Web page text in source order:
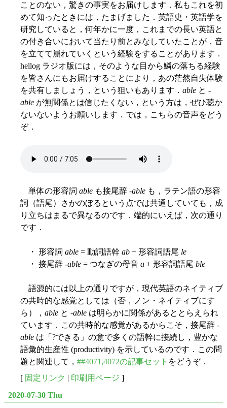
ことのない，驚きの事実をお届けします．私もこれを初
めて知ったときには，たまげました．英語史・英語学を
研究していると，何年かに一度，これまでの長い英語と
の付き合いにおいて当たり前とみなしていたことが，音
を立てて崩れていくという経験をすることがあります．
hellog ラジオ版には，そのような目から鱗の落ちる経験
を皆さんにもお届けすることにより，あの茫然自失体験
を共有しましょう，という狙いもあります． able と -
able が無関係とは信じたくない，という方は，ぜひ聴か
ないないようお願いします．では，こちらの音声をどう
ぞ．
単体の形容詞 able も接尾辞 -able も，ラテン語の形容
詞（語尾）さかのぼるという点では共通していても，成
り立ちはまるで異なるのです．端的にいえば，次の通り
です．
・ 形容詞 able = 動詞語幹 ab + 形容詞語尾 le
・ 接尾辞 -able = つなぎの母音 a + 形容詞語尾 ble
語源的には以上の通りですが，現代英語のネイティブ
の共時的な感覚としては（否，ノン・ネイティブにす
ら）， able と -able は明らかに関係があるととらえられ
ています．この共時的な感覚があるからこそ，接尾辞 -
able は「?できる」の意で多くの語幹に接続し，豊かな
語彙的生産性 (productivity) を示しているのです．この問
題と関連して， ##4071,4072の記事セット をどうぞ．
[ 固定リンク | 印刷用ページ ]
2020-07-30 Thu